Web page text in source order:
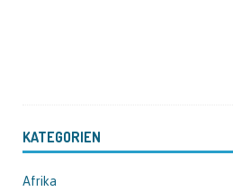
KATEGORIEN
Afrika